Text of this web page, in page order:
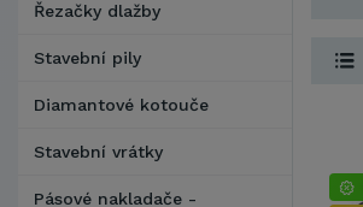
Řezačky dlažby
Stavební pily
Diamantové kotouče
Stavební vrátky
Pásové nakladače -